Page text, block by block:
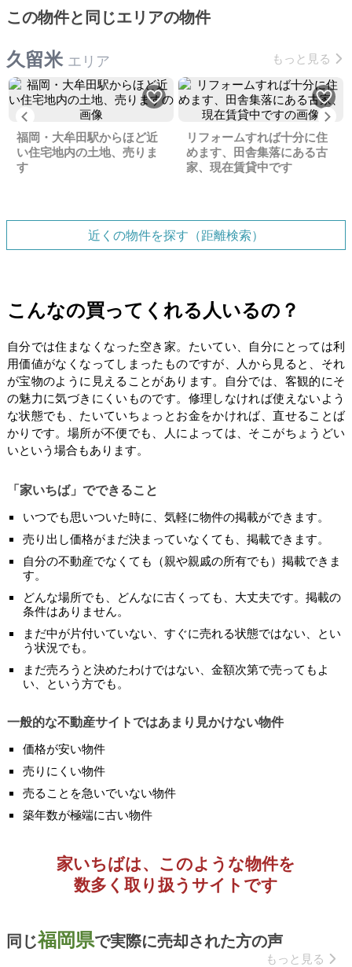
この物件と同じエリアの物件
久留米 エリア もっと見る
Previous
福岡・大牟田駅からほど近
い住宅地内の土地、売りま
す
リフォームすれば十分に住
めます、田舎集落にある古
家、現在賃貸中です
近くの物件を探す（距離検索）
こんなの買ってくれる人いるの？
自分では住まなくなった空き家。たいてい、自分にとっては利
用価値がなくなってしまったものですが、人から見ると、それ
が宝物のように見えることがあります。自分では、客観的にそ
の魅力に気づきにくいものです。修理しなければ使えないよう
な状態でも、たいていちょっとお金をかければ、直せることば
かりです。場所が不便でも、人によっては、そこがちょうどい
いという場合もあります。
「家いちば」でできること
いつでも思いついた時に、気軽に物件の掲載ができます。
売り出し価格がまだ決まっていなくても、掲載できます。
自分の不動産でなくても（親や親戚の所有でも）掲載できま
す。
どんな場所でも、どんなに古くっても、大丈夫です。掲載の
条件はありません。
まだ中が片付いていない、すぐに売れる状態ではない、とい
う状況でも。
まだ売ろうと決めたわけではない、金額次第で売ってもよ
い、という方でも。
一般的な不動産サイトではあまり見かけない物件
価格が安い物件
売りにくい物件
売ることを急いでいない物件
築年数が極端に古い物件
家いちばは、このような物件を
数多く取り扱うサイトです
同じ福岡県で実際に売却された方の声
もっと見る